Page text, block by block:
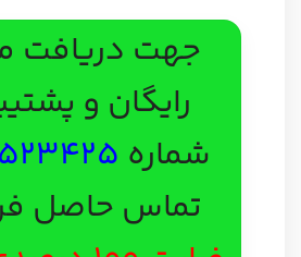
جهت دریافت
رایگان و
شماره
تماس حاصل